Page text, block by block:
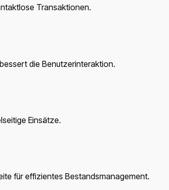
Transaktionen.
die Benutzerinteraktion.
Einsätze.
für effizientes Bestandsmanagement.